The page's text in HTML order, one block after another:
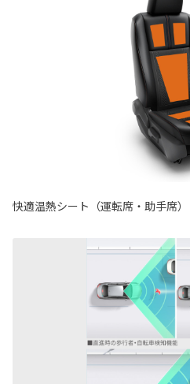
快適温熱シート（運転席・助手席）